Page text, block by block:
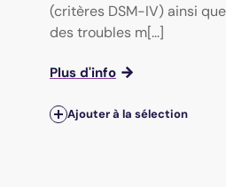
(critères DSM-IV) ainsi
des troubles m[...]
Plus d'info
Ajouter à la sélection